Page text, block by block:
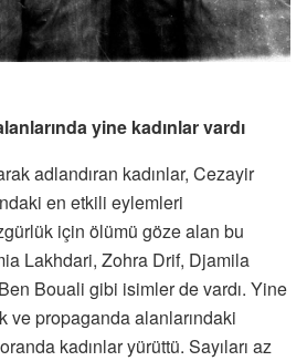
yine kadınlar vardı
adlandıran kadınlar, Cezayir
en etkili eylemleri
için ölümü göze alan bu
Lakhdari, Zohra Drif, Djamila
Bouali gibi isimler de vardı. Yine
ve propaganda alanlarındaki
kadınlar yürüttü. Sayıları az